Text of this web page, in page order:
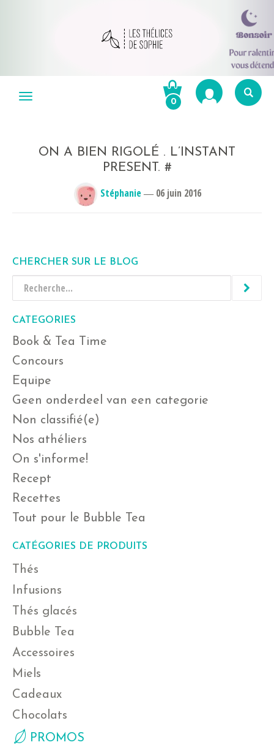
Menu 0
ON A BIEN RIGOLÉ . L’INSTANT
PRESENT. #
Stéphanie― 06 juin 2016
CHERCHER SUR LE BLOG
CATEGORIES
Book & Tea Time
Concours
Equipe
Geen onderdeel van een categorie
Non classifié(e)
Nos athéliers
On s'informe!
Recept
Recettes
Tout pour le Bubble Tea
CATÉGORIES DE PRODUITS
Thés
Infusions
Thés glacés
Bubble Tea
Accessoires
Miels
Cadeaux
Chocolats
PROMOS